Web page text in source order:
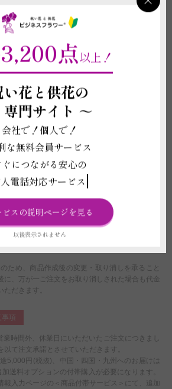
を希望される場合は、商品購入と同時に
「商品付帯サービス」の購入が必要にな
ります。
事項
々で異なります。デザイン、ボリューム感など
真と差異が生じることがございます。また、札や
ジ写真と差異がある場合がございます。これらイ
を理由とする返品、返金、交換、その他の請求な
めご了承ください。
下回る場合、また、30度を超える場合は、配送中
可能性があるため、お申し込みをお受けできない
希望がございましたら、気温による品質への影響
了承の上で配送手配をいたします。
ため、商品作成後の変更・取り消しを承ること
に、万が一ご注文をお取り消しされた場合も代金
ただきます。
項
時間外、休業日にいただいたご注文につきまし
て注文承諾とさせていただきます。
5,000円(税抜)、中国・四国・九州へのお届けは
加送料オプションの付帯購入が必要になります。
報入力ページの＜商品付帯サービス＞にて、追加
3,200点以上！
い花と供花の
専門サイト ～
会社で！個人で！
な無料会員サービス
につながる安心の
電話対応サービス
ビスの説明ページを見る
以後表示されません